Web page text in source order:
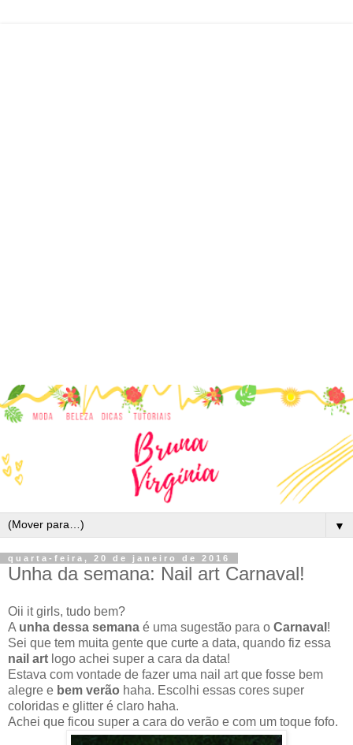
▼
quarta-feira, 20 de janeiro de 2016
Unha da semana: Nail art Carnaval!
Oii it girls, tudo bem?
A unha dessa semana é uma sugestão para o Carnaval !
Sei que tem muita gente que curte a data, quando fiz essa
nail art logo achei super a cara da data!
Estava com vontade de fazer uma nail art que fosse bem
alegre e bem verão haha. Escolhi essas cores super
coloridas e glitter é claro haha.
Achei que ficou super a cara do verão e com um toque fofo.